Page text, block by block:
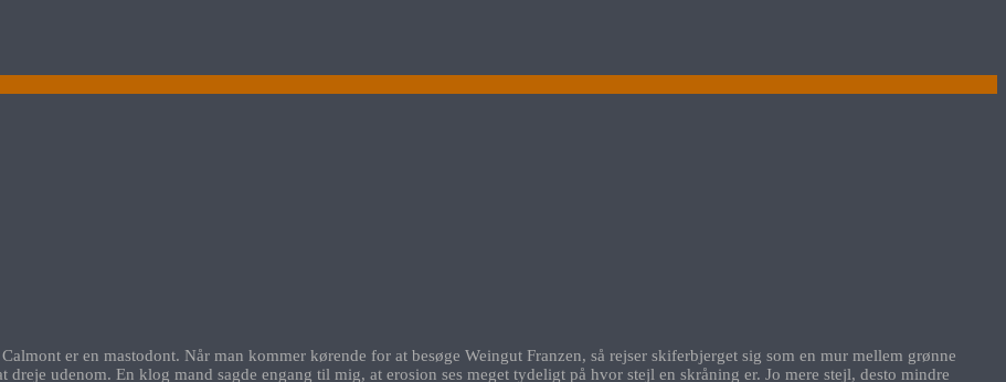
er en mastodont. Når man kommer kørende for at besøge Weingut Franzen, så rejser skiferbjerget sig som en mur mellem grønne
udenom. En klog mand sagde engang til mig, at erosion ses meget tydeligt på hvor stejl en skråning er. Jo mere stejl, desto mindre